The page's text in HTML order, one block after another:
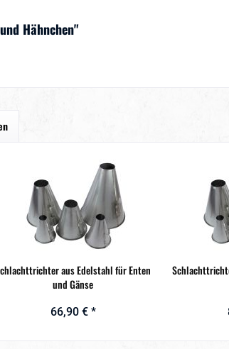
Hähnchen"
aus Edelstahl für Enten
und Gänse
66,90 € *